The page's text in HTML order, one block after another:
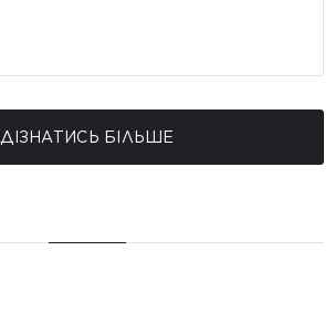
ДІЗНАТИСЬ БІЛЬШЕ